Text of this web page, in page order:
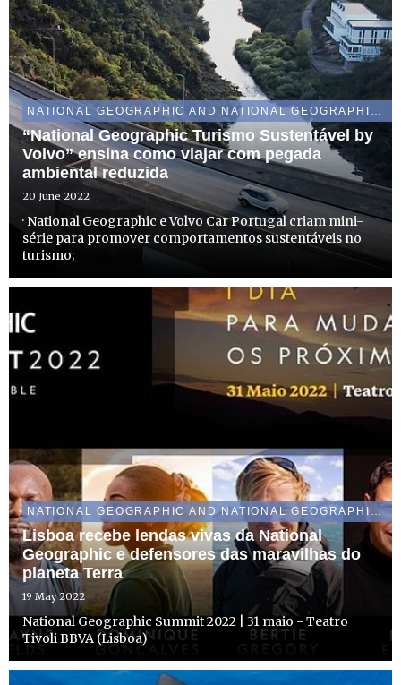
“National Geographic Turismo Sustentável by
Volvo” ensina como viajar com pegada
ambiental reduzida
20 June 2022
· National Geographic e Volvo Car Portugal criam mini-
série para promover comportamentos sustentáveis no
turismo;
NATIONAL GEOGRAPHIC AND NATIONAL GEOGRAPHIC WILD
Lisboa recebe lendas vivas da National
Geographic e defensores das maravilhas do
planeta Terra
19 May 2022
National Geographic Summit 2022 | 31 maio - Teatro
Tivoli BBVA (Lisboa)